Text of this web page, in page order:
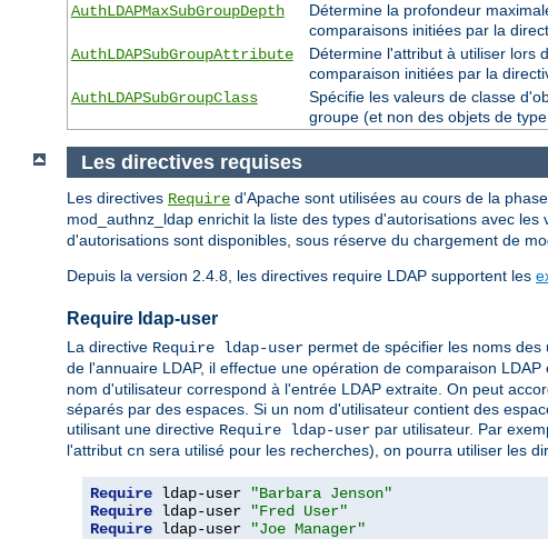
AuthLDAPMaxSubGroupDepth
Détermine la profondeur
comparaisons initiées par la
AuthLDAPSubGroupAttribute
Détermine l'attribut à utiliser lors
comparaison initiées par la
AuthLDAPSubGroupClass
Spécifie les valeurs de classe
groupe (et non des objets de
Les directives requises
Les directives Require d'Apache sont utilisées au cours de la
mod_authnz_ldap enrichit la liste des types d'autorisations avec les
d'autorisations sont disponibles, sous réserve du chargement de
Depuis la version 2.4.8, les directives require LDAP supportent les
Require ldap-user
La directive Require ldap-user permet de spécifier les noms
de l'annuaire LDAP, il effectue une opération de comparaison
nom d'utilisateur correspond à l'entrée LDAP extraite. On peut
séparés par des espaces. Si un nom d'utilisateur contient des
utilisant une directive Require ldap-user par utilisateur. Par
l'attribut cn sera utilisé pour les recherches), on pourra utiliser les
Require ldap-user
"Barbara Jenson"
Require ldap-user
"Fred User"
Require ldap-user "Joe Manager"